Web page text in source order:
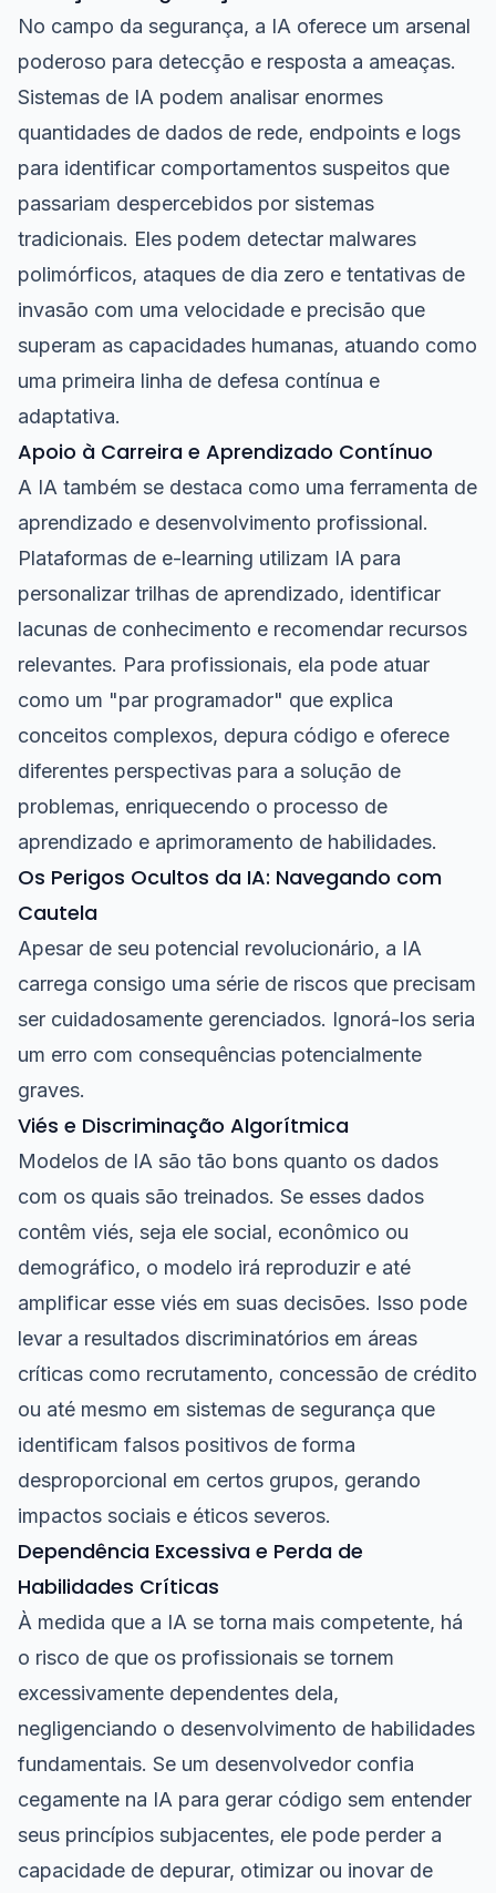
No campo da segurança, a IA oferece um arsenal
poderoso para detecção e resposta a ameaças.
Sistemas de IA podem analisar enormes
quantidades de dados de rede, endpoints e logs
para identificar comportamentos suspeitos que
passariam despercebidos por sistemas
tradicionais. Eles podem detectar malwares
polimórficos, ataques de dia zero e tentativas de
invasão com uma velocidade e precisão que
superam as capacidades humanas, atuando como
uma primeira linha de defesa contínua e
adaptativa.
Apoio à Carreira e Aprendizado Contínuo
A IA também se destaca como uma ferramenta de
aprendizado e desenvolvimento profissional.
Plataformas de e-learning utilizam IA para
personalizar trilhas de aprendizado, identificar
lacunas de conhecimento e recomendar recursos
relevantes. Para profissionais, ela pode atuar
como um "par programador" que explica
conceitos complexos, depura código e oferece
diferentes perspectivas para a solução de
problemas, enriquecendo o processo de
aprendizado e aprimoramento de habilidades.
Os Perigos Ocultos da IA: Navegando com
Cautela
Apesar de seu potencial revolucionário, a IA
carrega consigo uma série de riscos que precisam
ser cuidadosamente gerenciados. Ignorá-los seria
um erro com consequências potencialmente
graves.
Viés e Discriminação Algorítmica
Modelos de IA são tão bons quanto os dados
com os quais são treinados. Se esses dados
contêm viés, seja ele social, econômico ou
demográfico, o modelo irá reproduzir e até
amplificar esse viés em suas decisões. Isso pode
levar a resultados discriminatórios em áreas
críticas como recrutamento, concessão de crédito
ou até mesmo em sistemas de segurança que
identificam falsos positivos de forma
desproporcional em certos grupos, gerando
impactos sociais e éticos severos.
Dependência Excessiva e Perda de
Habilidades Críticas
À medida que a IA se torna mais competente, há
o risco de que os profissionais se tornem
excessivamente dependentes dela,
negligenciando o desenvolvimento de habilidades
fundamentais. Se um desenvolvedor confia
cegamente na IA para gerar código sem entender
seus princípios subjacentes, ele pode perder a
capacidade de depurar, otimizar ou inovar de